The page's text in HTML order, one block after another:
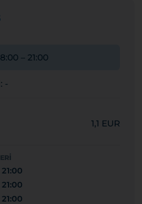
– 21:00
-
1,1 EUR